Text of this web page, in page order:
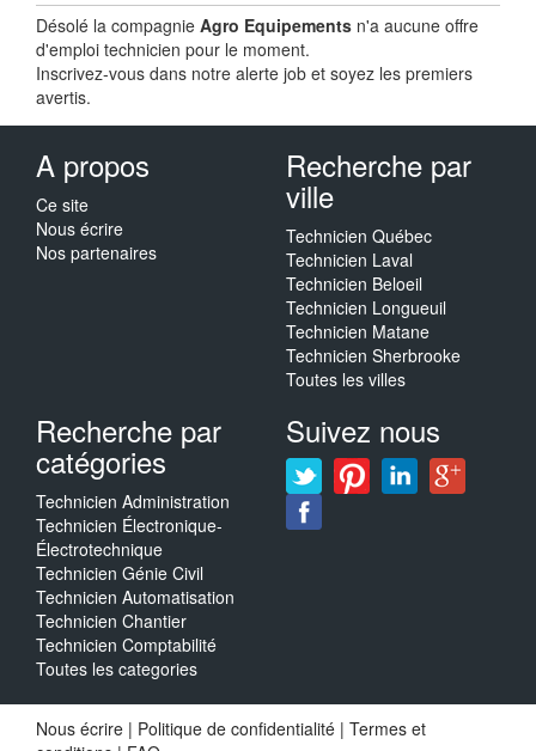
Désolé la compagnie Agro Equipements n'a aucune offre
d'emploi technicien pour le moment.
Inscrivez-vous dans notre alerte job et soyez les premiers
avertis.
A propos
Ce site
Nous écrire
Nos partenaires
Recherche par
ville
Technicien Québec
Technicien Laval
Technicien Beloeil
Technicien Longueuil
Technicien Matane
Technicien Sherbrooke
Toutes les villes
Recherche par
catégories
Technicien Administration
Technicien Électronique-
Électrotechnique
Technicien Génie Civil
Technicien Automatisation
Technicien Chantier
Technicien Comptabilité
Toutes les categories
Suivez nous
Nous écrire | Politique de confidentialité | Termes et